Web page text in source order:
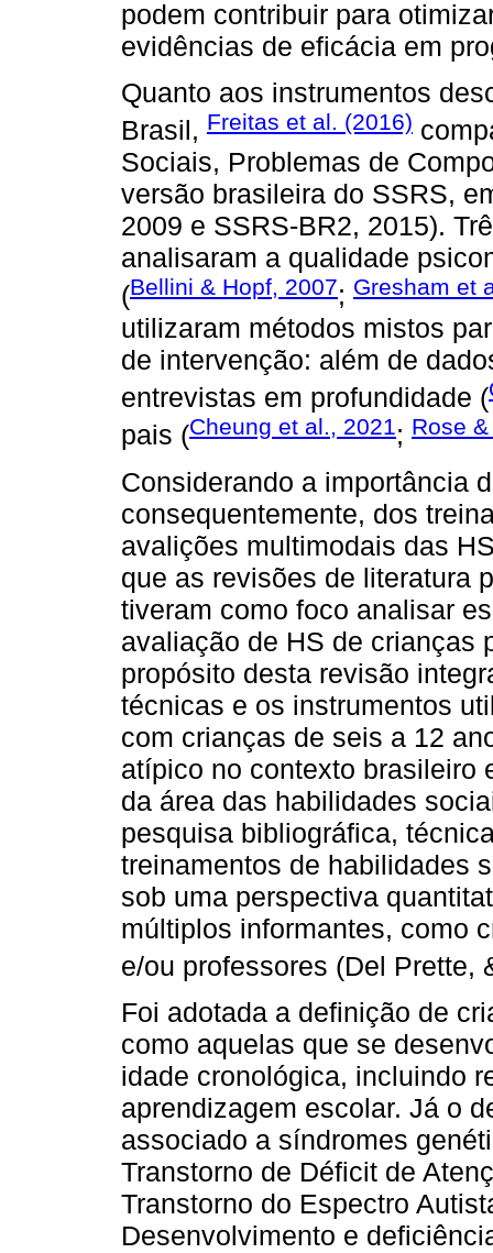
podem contribuir para
evidências de eficácia em
Quanto aos instrumentos
Brasil, Freitas et al. (2016)
Sociais, Problemas de
versão brasileira do SSRS,
2009 e SSRS-BR2, 2015).
analisaram a qualidade
(Bellini & Hopf, 2007; Gresham et
utilizaram métodos mistos
de intervenção: além de
entrevistas em profundidade (
pais (Cheung et al., 2021; Rose
Considerando a importância
consequentemente, dos
avalições multimodais das
que as revisões de literatura
tiveram como foco analisar
avaliação de HS de crianças
propósito desta revisão
técnicas e os instrumentos
com crianças de seis a 12
atípico no contexto brasileiro
da área das habilidades
pesquisa bibliográfica,
treinamentos de habilidades
sob uma perspectiva
múltiplos informantes, como
e/ou professores (Del Prette,
Foi adotada a definição de
como aquelas que se
idade cronológica, incluindo
aprendizagem escolar. Já o
associado a síndromes
Transtorno de Déficit de
Transtorno do Espectro
Desenvolvimento e